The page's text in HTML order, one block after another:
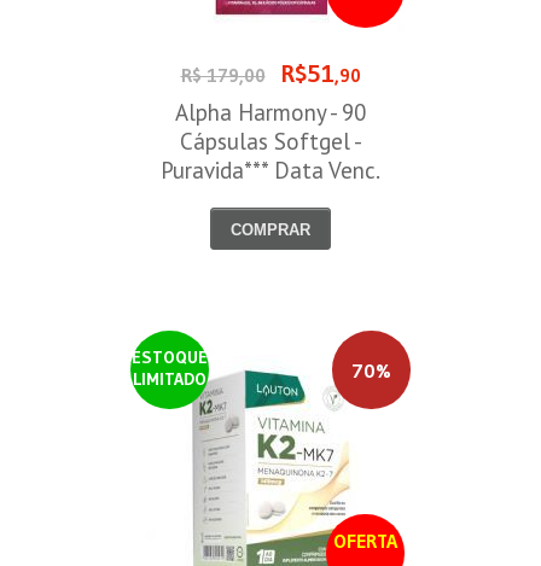
R$ 179,00 R$51,90
Alpha Harmony - 90
Cápsulas Softgel -
Puravida*** Data Venc.
COMPRAR
ESTOQUE
LIMITADO
OFERTA
70%